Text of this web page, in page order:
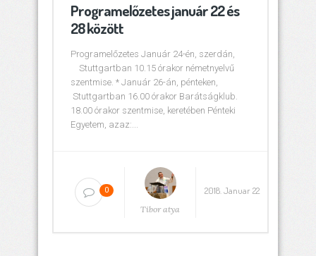
Programelőzetes január 22 és
28 között
Programelőzetes Január 24-én, szerdán,
Stuttgartban 10.15 órakor németnyelvű
szentmise. * Január 26-án, pénteken,
Stuttgartban 16.00 órakor Barátságklub.
18.00 órakor szentmise, keretében Pénteki
Egyetem, azaz:...
0
Tibor atya
2018. Januar 22